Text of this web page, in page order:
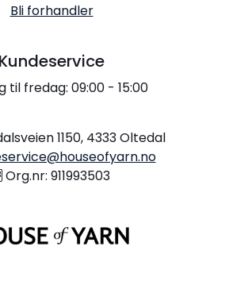
Bli forhandler
Kundeservice
til fredag: 09:00 - 15:00
1150, 4333 Oltedal
Org.nr: 911993503